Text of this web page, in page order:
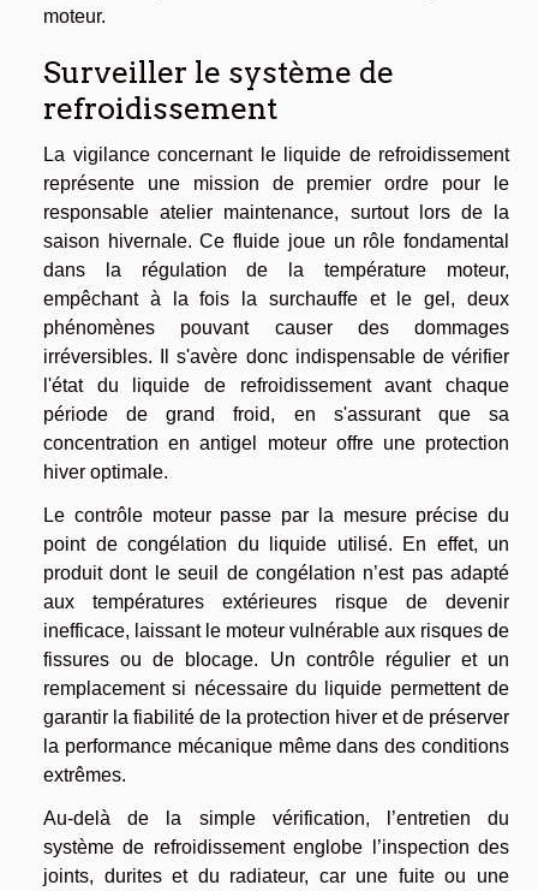
moteur.
Surveiller le système de
refroidissement
La vigilance concernant le liquide de refroidissement
représente une mission de premier ordre pour le
responsable atelier maintenance, surtout lors de la
saison hivernale. Ce fluide joue un rôle fondamental
dans la régulation de la température moteur,
empêchant à la fois la surchauffe et le gel, deux
phénomènes pouvant causer des dommages
irréversibles. Il s'avère donc indispensable de vérifier
l'état du liquide de refroidissement avant chaque
période de grand froid, en s'assurant que sa
concentration en antigel moteur offre une protection
hiver optimale.
Le contrôle moteur passe par la mesure précise du
point de congélation du liquide utilisé. En effet, un
produit dont le seuil de congélation n’est pas adapté
aux températures extérieures risque de devenir
inefficace, laissant le moteur vulnérable aux risques de
fissures ou de blocage. Un contrôle régulier et un
remplacement si nécessaire du liquide permettent de
garantir la fiabilité de la protection hiver et de préserver
la performance mécanique même dans des conditions
extrêmes.
Au-delà de la simple vérification, l’entretien du
système de refroidissement englobe l’inspection des
joints, durites et du radiateur, car une fuite ou une